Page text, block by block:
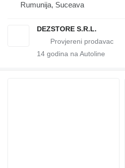
Rumunija, Suceava
DEZSTORE S.R.L.
14 godina na Autoline